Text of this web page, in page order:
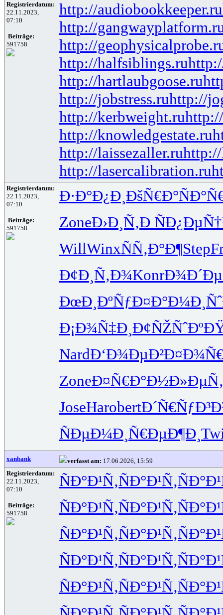
Registrierdatum:
22.11.2023,
07:10
Beiträge:
591758
http://audiobookkeeper.ru
http://
http://
http://halfsiblings.ru
http://hartlaubgoose.ru
http://jobstress.ruhttp://
http://kerbweight.ru
http://knowledgestate.ru
http://laissezaller.ru
http://lasercalibration.ru
Registrierdatum:
22.11.2023,
07:10
Beiträge:
591758
Ð·Ð°Ð¿Ð¸ ÐšÑ€Ð°Ñ
ZoneÐ›Ð¸Ñ‚Ð ÑÐ¿ÐµÑ†
WillWinxÑÑ‚Ð°Ð¶Step
Ð¢Ð¸Ñ‚Ð¾Konr
ÐœÐ¸ÐºÑƒÐ¤Ð°Ð¼Ð¸
Ð¡Ð¾Ñ‡Ð¸ Ð¢ÑŽÑˆÐº
NardÐ‘Ð¾ÐµÐ²
ZoneÐ¤Ñ€Ð°Ð½
JoseHarobertÐ´Ñ€ÑƒÐ³
ÑÐµÐ¼Ð¸ Ñ€ÐµÐ¶Ð¸
xanbank verfasst am: 17.06.2026, 15:59
Registrierdatum:
22.11.2023,
07:10
Beiträge:
591758
ÑÐ°Ð¹Ñ‚ÑÐ°Ð¹Ñ‚
ÑÐ°Ð¹Ñ‚ÑÐ°Ð¹Ñ‚
ÑÐ°Ð¹Ñ‚ÑÐ°Ð¹Ñ‚
ÑÐ°Ð¹Ñ‚ÑÐ°Ð¹Ñ‚
ÑÐ°Ð¹Ñ‚ÑÐ°Ð¹Ñ‚